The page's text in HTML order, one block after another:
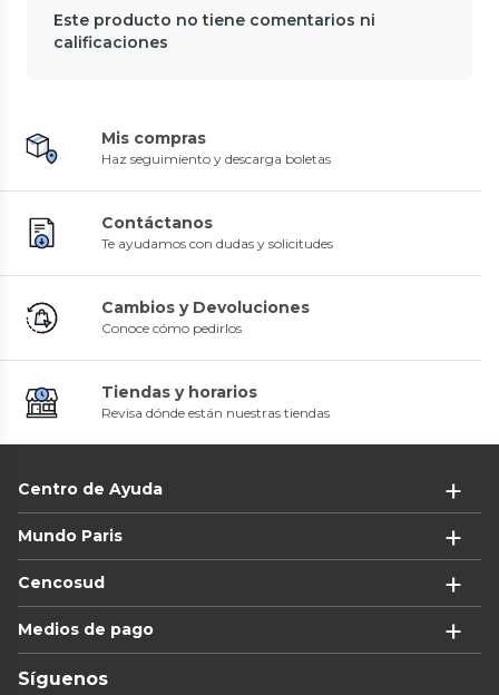
Este producto no tiene comentarios ni
calificaciones
Mis compras
Haz seguimiento y descarga boletas
Contáctanos
Te ayudamos con dudas y solicitudes
Cambios y Devoluciones
Conoce cómo pedirlos
Tiendas y horarios
Revisa dónde están nuestras tiendas
Centro de Ayuda
Mundo Paris
Cencosud
Medios de pago
Síguenos